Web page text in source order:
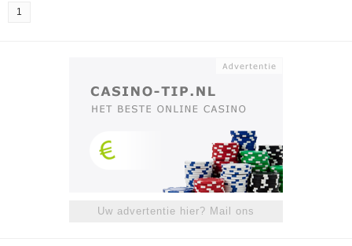
1
Uw advertentie hier? Mail ons